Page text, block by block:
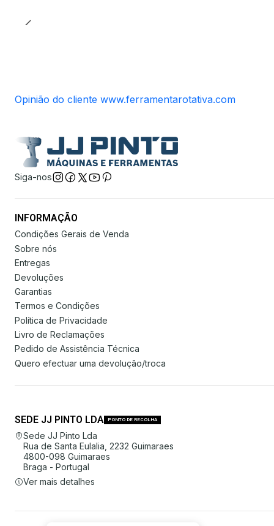
Opinião do cliente www.ferramentarotativa.com
Siga-nos
INFORMAÇÃO
Condições Gerais de Venda
Sobre nós
Entregas
Devoluções
Garantias
Termos e Condições
Política de Privacidade
Livro de Reclamações
Pedido de Assistência Técnica
Quero efectuar uma devolução/troca
SEDE JJ PINTO LDA PONTO DE RECOLHA
Sede JJ Pinto Lda
Rua de Santa Eulalia, 2232 Guimaraes
4800-098 Guimaraes
Braga - Portugal
Ver mais detalhes